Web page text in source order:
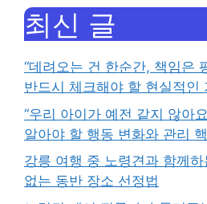
최신 글
“데려오는 건 한순간, 책임은
반드시 체크해야 할 현실적인
“우리 아이가 예전 같지 않아
알아야 할 행동 변화와 관리
강릉 여행 중 노령견과 함께
없는 동반 장소 선정법